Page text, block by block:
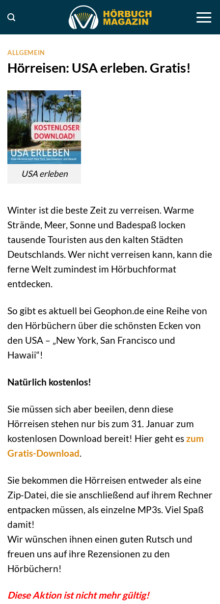
Inhalt
springen
ALLGEMEIN
Hörreisen: USA erleben. Gratis!
USA erleben
Winter ist die beste Zeit zu verreisen. Warme
Strände, Meer, Sonne und Badespaß locken
tausende Touristen aus den kalten Städten
Deutschlands. Wer nicht verreisen kann, kann die
ferne Welt zumindest im Hörbuchformat
entdecken.
So gibt es aktuell bei Geophon.de eine Reihe von
den Hörbüchern über die schönsten Ecken von
den USA – „New York, San Francisco und
Hawaii“!
Natürlich kostenlos!
Sie müssen sich aber beeilen, denn diese
Hörreisen stehen nur bis zum 31. Januar zum
kostenlosen Download bereit! Hier geht es zum
Gratis-Download
Sie bekommen die Hörreisen entweder als eine
Zip-Datei, die sie anschließend auf ihrem Rechner
entpacken müssen, als einzelne MP3s. Viel Spaß
damit!
Wir wünschen ihnen einen guten Rutsch und
freuen uns auf ihre Rezensionen zu den
Hörbüchern!
Diese Aktion ist nicht mehr gültig!